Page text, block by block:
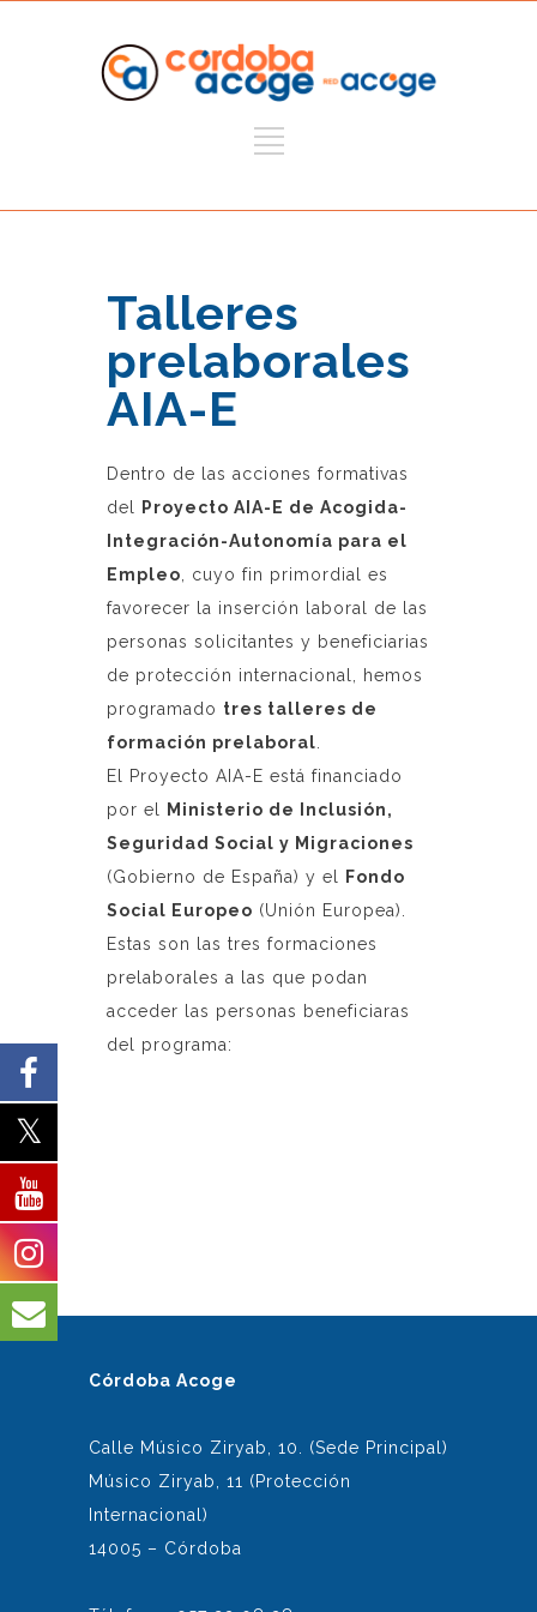
Talleres
prelaborales
AIA-E
Dentro de las acciones formativas
del
Proyecto AIA-E de Acogida-
Integración-Autonomía para el
Empleo , cuyo fin primordial es
favorecer la inserción laboral de las
personas solicitantes y beneficiarias
de protección internacional, hemos
programado tres talleres de
formación prelaboral
El Proyecto AIA-E está financiado
por el
Ministerio de Inclusión,
Seguridad Social y Migraciones
(Gobierno de España) y el
Fondo
Social Europeo (Unión Europea).
Estas son las tres formaciones
prelaborales a las que podan
acceder las personas beneficiaras
del programa:
Córdoba Acoge
Calle Músico Ziryab, 10. (Sede Principal)
Músico Ziryab, 11 (Protección
Internacional)
14005 – Córdoba